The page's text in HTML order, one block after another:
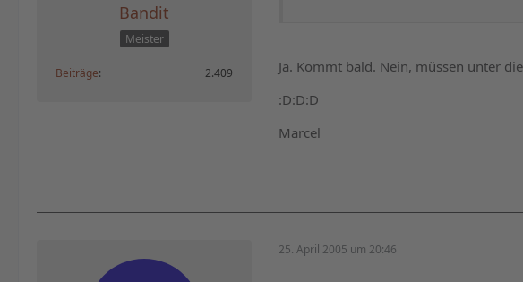
Bandit
Meister
Beiträge 2.409
Ja. Kommt bald. Nein, müssen unter
:D:D:D
Marcel
25. April 2005 um 20:46